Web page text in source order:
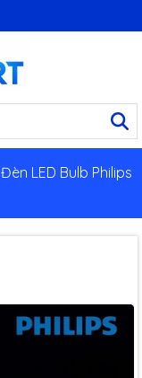
Đèn LED Bulb Philips